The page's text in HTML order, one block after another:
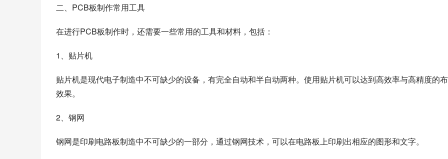
二、PCB板制作常用工具
在进行PCB板制作时，还需要一些常用的工具和材料，包括：
1、贴片机
贴片机是现代电子制造中不可缺少的设备，有完全自动和半自动两种。使用贴片机可以达到高效率与高精度的
效果。
2、钢网
钢网是印刷电路板制造中不可缺少的一部分，通过钢网技术，可以在电路板上印刷出相应的图形和文字。